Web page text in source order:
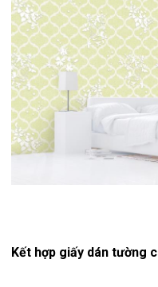
Kết hợp giấy dán tường